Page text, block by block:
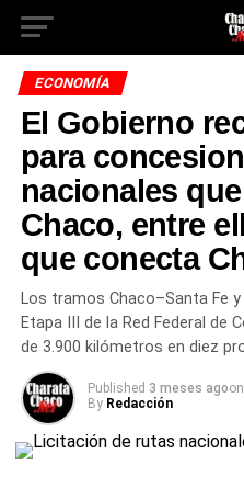
ECONOMÍA
El Gobierno
para
nacionales
Chaco, entre
que conecta
Los tramos Chaco–Santa Fe
Etapa III de la Red Federal de
de 3.900 kilómetros en diez
Published 3 meses agoon
By Redacción